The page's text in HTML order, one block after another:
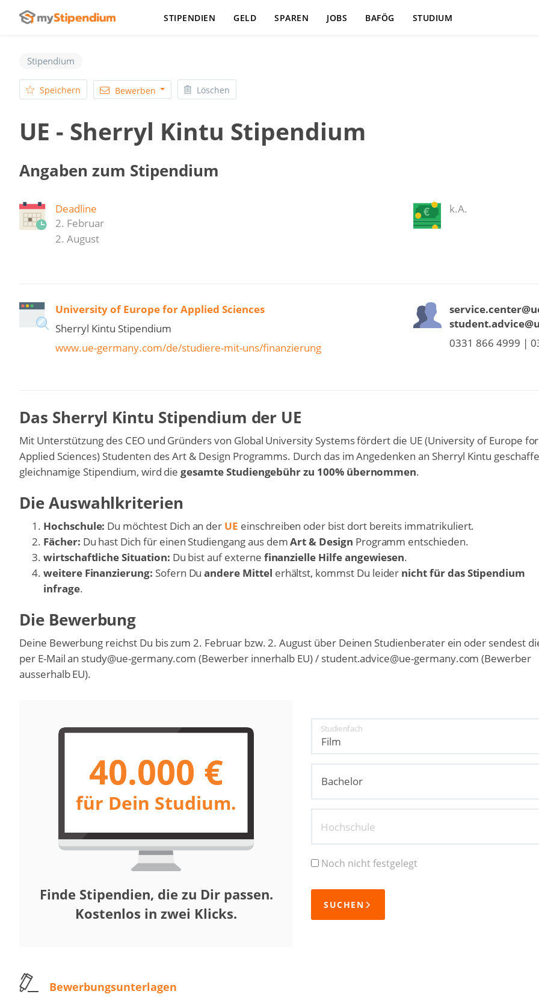
STIPENDIEN GELD SPAREN JOBS BAFÖG STUDIUM
Stipendium
Speichern Bewerben Löschen
UE - Sherryl Kintu Stipendium
Angaben zum Stipendium
Deadline
2. Februar
2. August
k.A.
University of Europe for Applied Sciences
Sherryl Kintu Stipendium
www.ue-germany.com/de/studiere-mit-uns/finanzierung
0331 866 4999 |
Das Sherryl Kintu Stipendium der UE
Mit Unterstützung des CEO und Gründers von Global University Systems fördert die UE (University of Europe for
Applied Sciences) Studenten des Art & Design Programms. Durch das im Angedenken an Sherryl Kintu
gleichnamige Stipendium, wird diegesamte Studiengebühr zu 100% übernommen.
Die Auswahlkriterien
Hochschule: Du möchtest Dich an der UE einschreiben oder bist dort bereits immatrikuliert.
Fächer: Du hast Dich für einen Studiengang aus demArt & Design Programm entschieden.
wirtschaftliche Situation: Du bist auf externe finanzielle Hilfe angewiesen.
weitere Finanzierung: Sofern Duandere Mittel erhältst, kommst Du leider nicht für das Stipendium
infrage.
Die Bewerbung
Deine Bewerbung reichst Du bis zum 2. Februar bzw. 2. August über Deinen Studienberater ein oder sendest
per E-Mail an study@ue-germany.com (Bewerber innerhalb EU) / student.advice@ue-germany.com (Bewerber
ausserhalb EU).
40.000 €
für Dein Studium.
Finde Stipendien, die zu Dir passen.
Kostenlos in zwei Klicks.
Studienfach
Hochschule
Noch nicht festgelegt
SUCHEN
Bewerbungsunterlagen